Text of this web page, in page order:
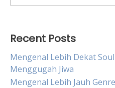
for:
Recent Posts
Mengenal Lebih Dekat
Menggugah Jiwa
Mengenal Lebih Jauh